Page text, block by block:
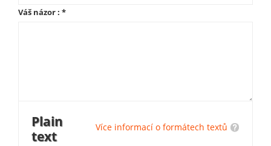
Váš názor : *
Více informací o formátech textů
Plain
text